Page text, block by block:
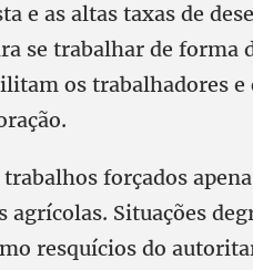
e as altas taxas de
se trabalhar de forma
os trabalhadores
trabalhos forçados
agrícolas. Situações
resquícios do